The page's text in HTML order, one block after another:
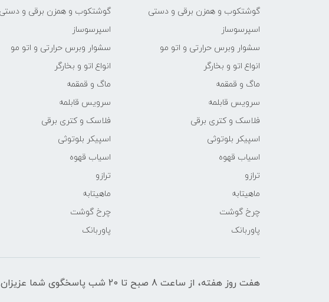
گوشتکوب و همزن برقی و دستی
اسپرسوساز
سشوار وبرس حرارتی و اتو مو
انواع اتو و بخارگر
ماگ و قمقمه
سرویس قابلمه
فلاسک و کتری برقی
اسپیکر بلوتوثی
اسیاب قهوه
ترازو
ماهیتابه
چرخ گوشت
پاوربانک
گوشتکوب و همزن برقی و دستی
اسپرسوساز
سشوار وبرس حرارتی و اتو مو
انواع اتو و بخارگر
ماگ و قمقمه
سرویس قابلمه
فلاسک و کتری برقی
اسپیکر بلوتوثی
اسیاب قهوه
ترازو
ماهیتابه
چرخ گوشت
پاوربانک
هفت روز هفته، از ساعت 8 صبح تا 20 شب پاسخگوی شما عزیزان هستیم.